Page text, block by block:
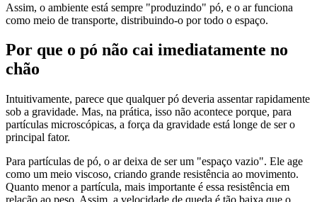
Assim, o ambiente está sempre "produzindo" pó, e o ar funciona
como meio de transporte, distribuindo-o por todo o espaço.
Por que o pó não cai imediatamente no
chão
Intuitivamente, parece que qualquer pó deveria assentar rapidamente
sob a gravidade. Mas, na prática, isso não acontece porque, para
partículas microscópicas, a força da gravidade está longe de ser o
principal fator.
Para partículas de pó, o ar deixa de ser um "espaço vazio". Ele age
como um meio viscoso, criando grande resistência ao movimento.
Quanto menor a partícula, mais importante é essa resistência em